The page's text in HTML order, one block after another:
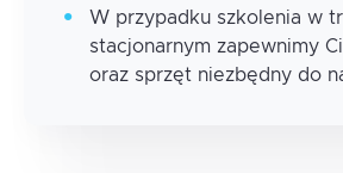
W przypadku szkolenia w
stacjonarnym zapewnimy
oraz sprzęt niezbędny do